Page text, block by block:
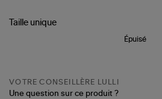
Blanc
Taille unique
Épuisé
VOTRE CONSEILLÈRE LULLI
Une question sur ce produit ?